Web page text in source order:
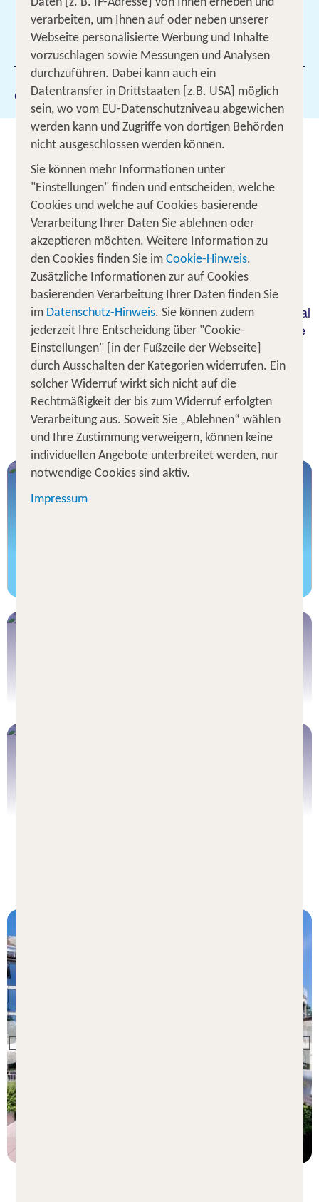
1 Filter hinzugefügt
Gewählte Filter: 134
Winterurlaub in Kärnten -
Skivergnügen und Schneespaß
für Genießer
Herzlich Willkommen in Kärnten! Das südlichste
Bundesland Österreichs, zieht seine Ski Fans mit
grandiosen Pisten, viel Sonne und
Schneesicherheit in seinen Bann. Sei mit dabei,
besuche als Genußskifahrer oder Profi dieses
einmalige Skigebiet Österreichs und genieße genial
präparierte Pisten und eine traditionelle Küche, die
ihres gleichen sucht. Ob im Skigebiet am Mölltaler
Gletscher, Bad Kleinkirchheim, Gerlitzen,
Grossglockner, Katschberg, Nassfeld oder
Weissensee: Kärnten hat für Deinen Winterurlaub
viel zu bieten. Lass Dich inspirieren und finde jetzt
Dein Skihotel auf tui.com!
Kärnten Skiurlaub flexibel stornieren
KOSTENFREI & BIS ZUM ANREISETAG!
Previous
verarbeiten, um Ihnen auf oder neben unserer
Webseite personalisierte Werbung und Inhalte
vorzuschlagen sowie Messungen und Analysen
durchzuführen. Dabei kann auch ein
Datentransfer in Drittstaaten [z.B. USA] möglich
sein, wo vom EU-Datenschutzniveau abgewichen
werden kann und Zugriffe von dortigen Behörden
nicht ausgeschlossen werden können.
Sie können mehr Informationen unter
"Einstellungen" finden und entscheiden, welche
Cookies und welche auf Cookies basierende
Verarbeitung Ihrer Daten Sie ablehnen oder
akzeptieren möchten. Weitere Information zu
den Cookies finden Sie im Cookie-Hinweis.
Zusätzliche Informationen zur auf Cookies
basierenden Verarbeitung Ihrer Daten finden Sie
im Datenschutz-Hinweis. Sie können zudem
jederzeit Ihre Entscheidung über "Cookie-
Einstellungen" [in der Fußzeile der Webseite]
durch Ausschalten der Kategorien widerrufen. Ein
solcher Widerruf wirkt sich nicht auf die
Rechtmäßigkeit der bis zum Widerruf erfolgten
Verarbeitung aus. Soweit Sie „Ablehnen“ wählen
und Ihre Zustimmung verweigern, können keine
individuellen Angebote unterbreitet werden, nur
notwendige Cookies sind aktiv.
Impressum